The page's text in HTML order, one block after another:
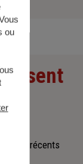
plus récents
ou